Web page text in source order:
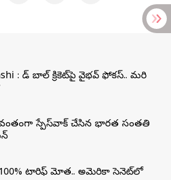
: రెడ్ బాల్ క్రికెట్‌పై వైభవ్ ఫోకస్.. మరి
స్పేస్‌వాక్‌ చేసిన భారత సంతతి
100% టారిఫ్‌ మోత.. అమెరికా సెనెట్‌లో